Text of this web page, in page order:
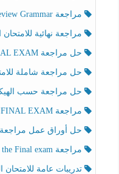
مراجعة Review Grammar حسب الهيكل اللغة الإنجليزية الصف الخامس الفصل الثالث
مراجعة نهائية للامتحان
حل مراجعة FINAL EXAMاللغة الإنجليزية الصف الخامس الفصل الثالث
حل مراجعة شاملة للامتحان
حل مراجعة حسب الهيكل الوزاري
مراجعة FINAL EXAMاللغة الإنجليزية الصف الخامس الفصل الثالث
حل أوراق عمل مراجعة الاختبار
مراجعة Preparation for the Final exam اللغة الإنجليزية الصف الرابع الفصل الثالث
تدريبات عامة للامتحان